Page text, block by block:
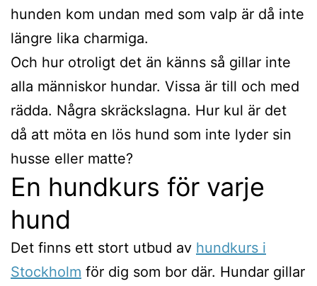
hunden kom undan med som valp är då inte
längre lika charmiga.
Och hur otroligt det än känns så gillar inte
alla människor hundar. Vissa är till och med
rädda. Några skräckslagna. Hur kul är det
då att möta en lös hund som inte lyder sin
husse eller matte?
En hundkurs för varje
hund
Det finns ett stort utbud av hundkurs i
Stockholm för dig som bor där. Hundar gillar